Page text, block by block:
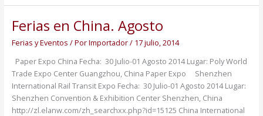
Ferias en China. Agosto
Ferias y Eventos / PorImportador/ 17 julio, 2014
Paper Expo China Fecha: 30 Julio-01 Agosto 2014 Lugar: Poly World
Trade Expo Center Guangzhou, China Paper Expo Shenzhen
International Rail Transit Expo Fecha: 30 Julio-01 Agosto 2014 Lugar:
Shenzhen Convention & Exhibition Center Shenzhen, China
http://zl.elanw.com/zh_searchxx.php?id=15125 China International
Ferias
en
China.
Agosto